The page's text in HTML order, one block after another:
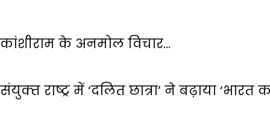
कांशीराम के अनमोल विचार…
संयुक्‍त राष्‍ट्र में ‘दलित छात्रा’ ने बढ़ाया ‘भारत